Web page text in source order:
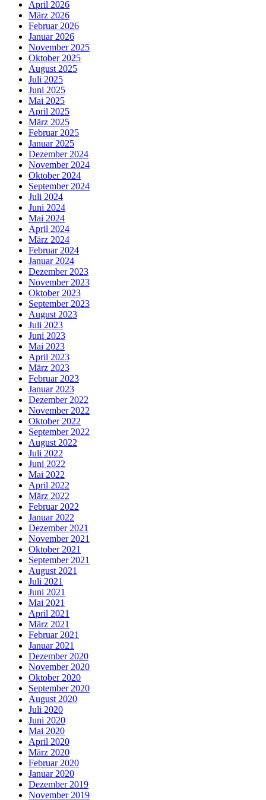
April 2026
März 2026
Februar 2026
Januar 2026
November 2025
Oktober 2025
August 2025
Juli 2025
Juni 2025
Mai 2025
April 2025
März 2025
Februar 2025
Januar 2025
Dezember 2024
November 2024
Oktober 2024
September 2024
Juli 2024
Juni 2024
Mai 2024
April 2024
März 2024
Februar 2024
Januar 2024
Dezember 2023
November 2023
Oktober 2023
September 2023
August 2023
Juli 2023
Juni 2023
Mai 2023
April 2023
März 2023
Februar 2023
Januar 2023
Dezember 2022
November 2022
Oktober 2022
September 2022
August 2022
Juli 2022
Juni 2022
Mai 2022
April 2022
März 2022
Februar 2022
Januar 2022
Dezember 2021
November 2021
Oktober 2021
September 2021
August 2021
Juli 2021
Juni 2021
Mai 2021
April 2021
März 2021
Februar 2021
Januar 2021
Dezember 2020
November 2020
Oktober 2020
September 2020
August 2020
Juli 2020
Juni 2020
Mai 2020
April 2020
März 2020
Februar 2020
Januar 2020
Dezember 2019
November 2019